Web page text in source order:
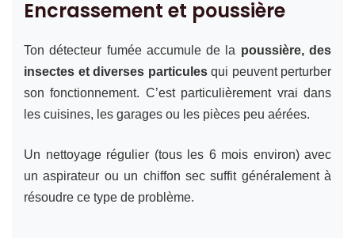
Encrassement et poussière
Ton détecteur fumée accumule de la poussière, des
insectes et diverses particulesqui peuvent perturber
son fonctionnement. C’est particulièrement vrai dans
les cuisines, les garages ou les pièces peu aérées.
Un nettoyage régulier (tous les 6 mois environ) avec
un aspirateur ou un chiffon sec suffit généralement à
résoudre ce type de problème.